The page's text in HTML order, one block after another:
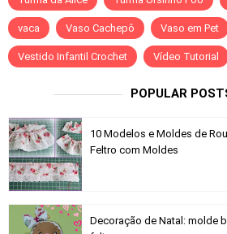
vaca Vaso Cachepô Vaso em Pet
Vestido Infantil Crochet Vídeo Tutorial
POPULAR
10 Modelos e Moldes de
Feltro com Moldes
Decoração de Natal: molde